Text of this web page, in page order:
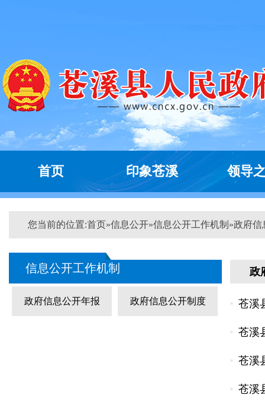
首页 印象苍溪 领导
您当前的位置:首页»信息公开»信息公开工作机制 »政府信
信息公开工作机制
政府信息公开年报 政府信息公开制度
政
苍溪
苍溪
苍溪
苍溪